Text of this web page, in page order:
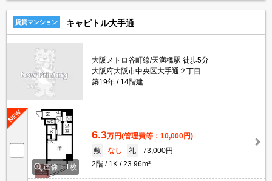
賃貸マンション キャピトル大手通
大阪メトロ谷町線/天満橋駅 徒歩5分
大阪府大阪市中央区大手通２丁目
築19年
14階建
画像：1枚
6.3万円(管理費等：10,000円)
敷
なし 礼
73,000円
2階
1K 23.96m²